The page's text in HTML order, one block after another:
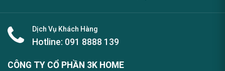
Dịch Vụ Khách Hàng
Hotline: 091 8888 139
CÔNG TY CỔ PHẦN 3K HOME